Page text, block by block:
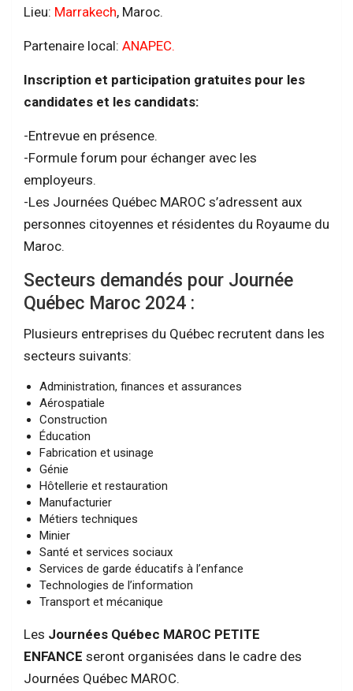
Lieu: Marrakech, Maroc.
Partenaire local: ANAPEC.
Inscription et participation gratuites pour les
candidates et les candidats:
-Entrevue en présence.
-Formule forum pour échanger avec les
employeurs.
-Les Journées Québec MAROC s’adressent aux
personnes citoyennes et résidentes du Royaume du
Maroc.
Secteurs demandés pour Journée
Québec Maroc 2024 :
Plusieurs entreprises du Québec recrutent dans les
secteurs suivants:
Administration, finances et assurances
Aérospatiale
Construction
Éducation
Fabrication et usinage
Génie
Hôtellerie et restauration
Manufacturier
Métiers techniques
Minier
Santé et services sociaux
Services de garde éducatifs à l’enfance
Technologies de l’information
Transport et mécanique
Les Journées Québec MAROC PETITE
ENFANCE seront organisées dans le cadre des
Journées Québec MAROC.